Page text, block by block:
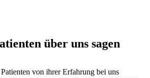
über uns sagen
von ihrer Erfahrung bei uns